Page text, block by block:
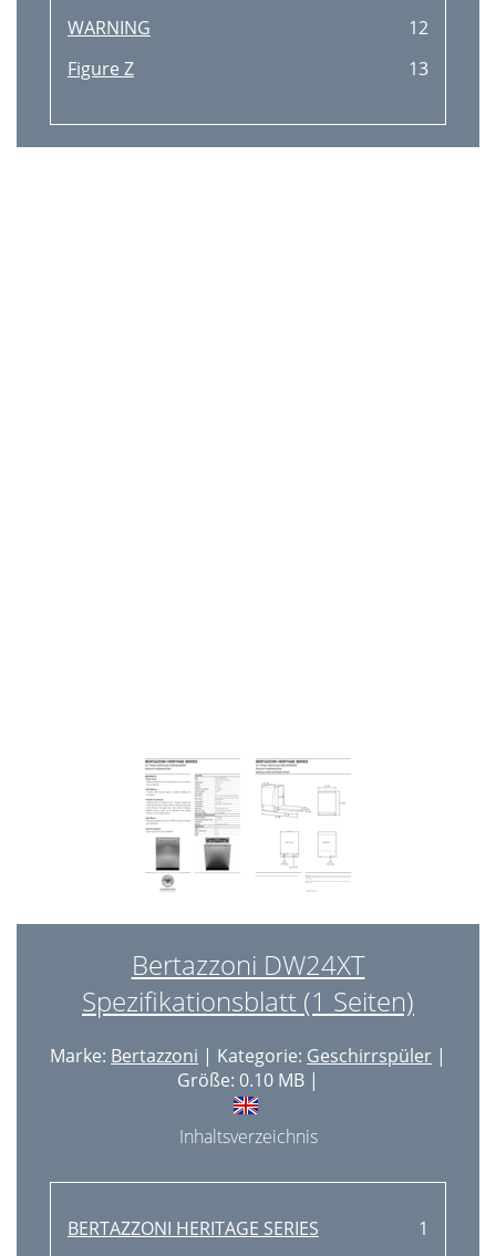
WARNING
12
Figure Z
13
Bertazzoni DW24XT
Spezifikationsblatt (1 Seiten)
Marke: Bertazzoni | Kategorie: Geschirrspüler |
Größe: 0.10 MB |
Inhaltsverzeichnis
BERTAZZONI HERITAGE SERIES 1